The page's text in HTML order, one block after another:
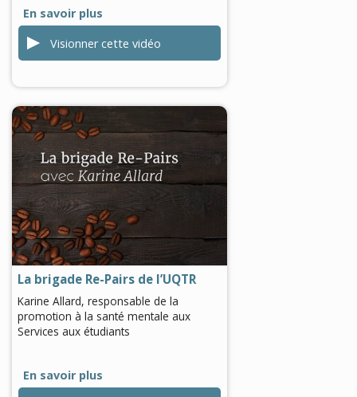
En savoir plus
Visionner cette vidéo
0
seconds
of
0
seconds
La brigade Re-Pairs de l’UQTR
Karine Allard, responsable de la
promotion à la santé mentale aux
Services aux étudiants
En savoir plus